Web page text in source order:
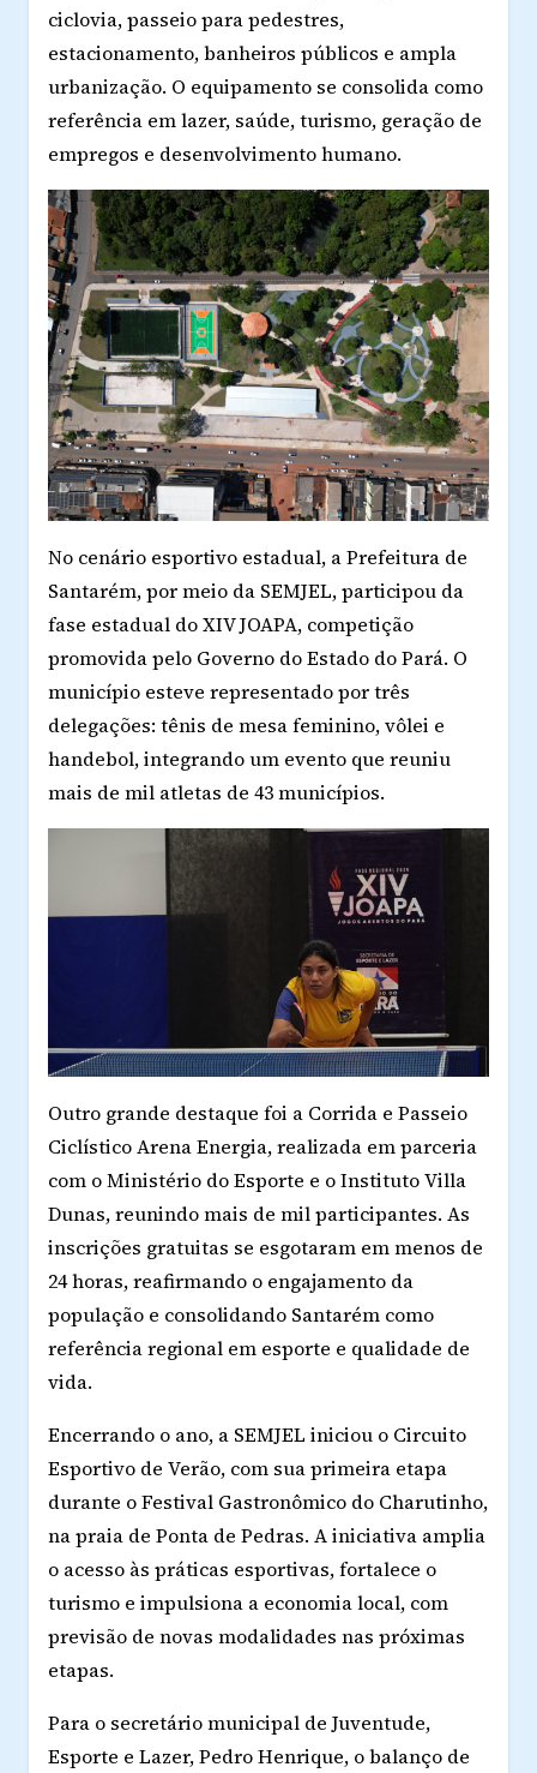
ciclovia, passeio para pedestres,
estacionamento, banheiros públicos e ampla
urbanização. O equipamento se consolida como
referência em lazer, saúde, turismo, geração de
empregos e desenvolvimento humano.
No cenário esportivo estadual, a Prefeitura de
Santarém, por meio da SEMJEL, participou da
fase estadual doXIV JOAPA, competição
promovida pelo Governo do Estado do Pará. O
município esteve representado portrês
delegações: tênis de mesa feminino, vôlei e
handebol, integrando um evento que reuniu
mais de mil atletas de 43 municípios.
Outro grande destaque foi a Corrida e Passeio
Ciclístico Arena Energia, realizada em parceria
com o Ministério do Esporte e o Instituto Villa
Dunas, reunindomais de mil participantes. As
inscrições gratuitas se esgotaram em menos de
24 horas, reafirmando o engajamento da
população e consolidando Santarém como
referência regional em esporte e qualidade de
vida.
Encerrando o ano, a SEMJEL iniciou o Circuito
Esportivo de Verão, com sua primeira etapa
durante o Festival Gastronômico do Charutinho,
na praia de Ponta de Pedras. A iniciativa amplia
o acesso às práticas esportivas, fortalece o
turismo e impulsiona a economia local, com
previsão de novas modalidades nas próximas
etapas.
Para o secretário municipal de Juventude,
Esporte e Lazer,Pedro Henrique, o balanço de